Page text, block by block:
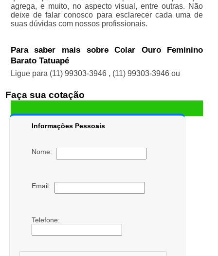
agrega, e muito, no aspecto visual, entre outras. Não
deixe de falar conosco para esclarecer cada uma de
suas dúvidas com nossos profissionais.
Para saber mais sobre Colar Ouro Feminino
Barato Tatuapé
Ligue para (11) 99303-3946 , (11) 99303-3946 ou
Faça sua cotação
Informações Pessoais
Nome:
Email:
Telefone: